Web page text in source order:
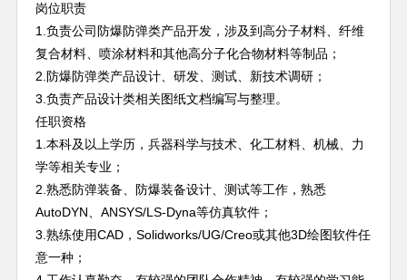
岗位职责
1.负责公司防爆防弹类产品开发，涉及到高分子材料、纤维
复合材料、喷涂材料和其他高分子化合物材料等制品；
2.防爆防弹类产品设计、研发、测试、新技术调研；
3.负责产品设计类相关图纸文档编写与整理。
任职资格
1. 本科及以上学历，兵器科学与技术、化工材料、机械、力
学等相关专业；
2.熟悉防弹装备、防爆装备设计、测试等工作，熟悉
AutoDYN、ANSYS/LS-Dyna等仿真软件；
3.熟练使用CAD，Solidworks/UG/Creo或其他3D绘图软件任
意一种；